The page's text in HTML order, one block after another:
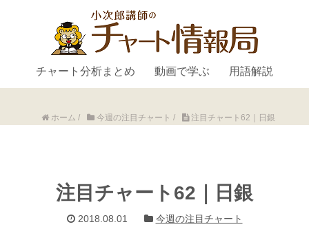
チャート分析まとめ 動画で学ぶ 用語解説
ホーム / 今週の注目チャート / 注目チャート62｜日銀
注目チャート62｜日銀
2018.08.01 今週の注目チャート